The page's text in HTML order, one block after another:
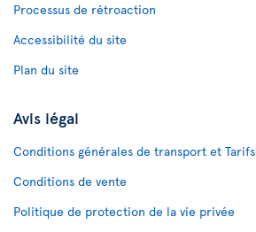
Processus de rétroaction
Accessibilité du site
Plan du site
Avis légal
Conditions générales de transport et Tarifs
Conditions de vente
Politique de protection de la vie privée